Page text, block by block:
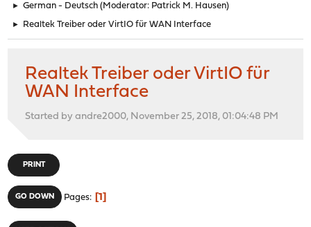
► German - Deutsch (Moderator: Patrick M. Hausen)
► Realtek Treiber oder VirtIO für WAN Interface
Realtek Treiber oder VirtIO für
WAN Interface
Started by andre2000, November 25, 2018, 01:04:48 PM
PRINT
GO DOWN Pages 1